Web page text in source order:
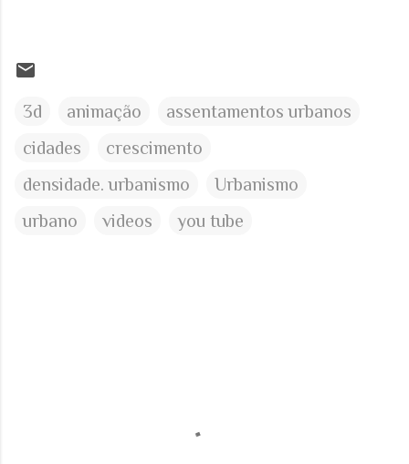
3d animação
assentamentos urbanos
cidades
crescimento
densidade. urbanismo
Urbanismo
urbano
videos you tube